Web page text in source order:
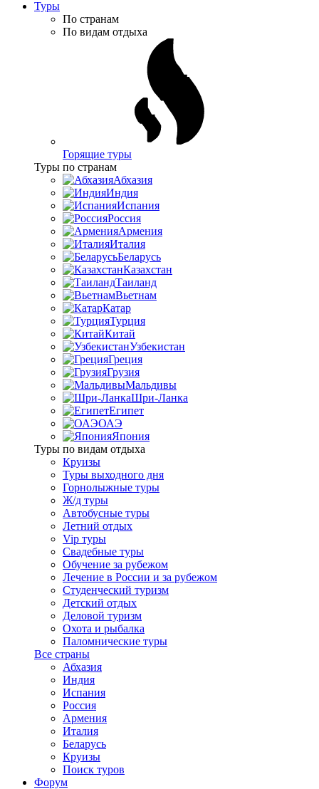
Туры
По странам
По видам отдыха
Горящие туры
Туры по странам
Абхазия
Индия
Испания
Россия
Армения
Италия
Беларусь
Казахстан
Таиланд
Вьетнам
Катар
Турция
Китай
Узбекистан
Греция
Грузия
Мальдивы
Шри-Ланка
Египет
ОАЭ
Япония
Туры по видам отдыха
Круизы
Туры выходного дня
Горнолыжные туры
Ж/д туры
Автобусные туры
Летний отдых
Vip туры
Свадебные туры
Обучение за рубежом
Лечение в России и за рубежом
Студенческий туризм
Детский отдых
Деловой туризм
Охота и рыбалка
Паломнические туры
Все страны
Абхазия
Индия
Испания
Россия
Армения
Италия
Беларусь
Круизы
Поиск туров
Форум